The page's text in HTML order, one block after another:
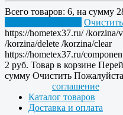
Всего товаров: 6, на сумму
Очистить
https://hometex37.ru/ /korzina/
/korzina/delete /korzina/clear
https://hometex37.ru/
2 руб. Товар в корзине
сумму Очистить
соглашение
Каталог товаров
Доставка и оплата